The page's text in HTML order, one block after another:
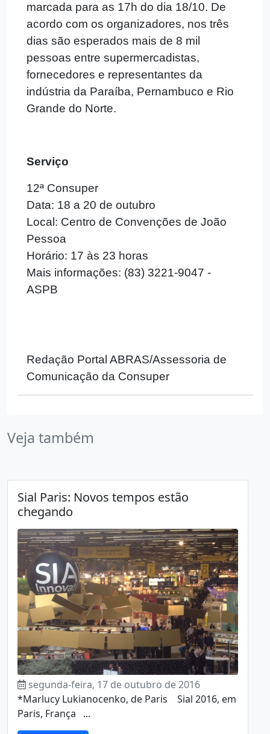
marcada para as 17h do dia 18/10. De
acordo com os organizadores, nos três
dias são esperados mais de 8 mil
pessoas entre supermercadistas,
fornecedores e representantes da
indústria da Paraíba, Pernambuco e Rio
Grande do Norte.
Serviço
12ª Consuper
Data: 18 a 20 de outubro
Local: Centro de Convenções de João
Pessoa
Horário: 17 às 23 horas
Mais informações: (83) 3221-9047 -
ASPB
Redação Portal ABRAS/Assessoria de
Comunicação da Consuper
Veja também
Sial Paris: Novos tempos estão
chegando
segunda-feira, 17 de outubro de 2016
*Marlucy Lukianocenko, de Paris Sial 2016, em
Paris, França ...